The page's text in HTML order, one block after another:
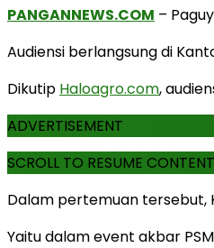
PANGANNEWS.COM –
Audiensi berlangsung di
Dikutip Haloagro.com,
ADVERTISEMENT
SCROLL TO RESUME CONTENT
Dalam pertemuan tersebut,
Yaitu dalam event akbar